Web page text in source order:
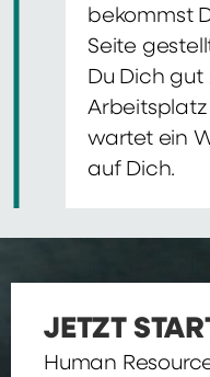
bekommst
Seite
Du Dich gut
wartet ein
auf Dich.
JETZT
Human